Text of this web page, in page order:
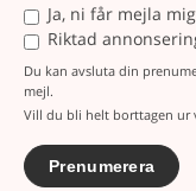
Ja, ni får mejla
Riktad
Du kan avsluta din
mejl.
Vill du bli helt borttagen ur